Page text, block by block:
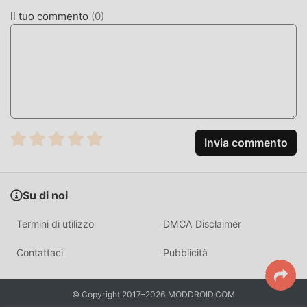
diversi tipi di telefoni cellulari apk con un'eccellente
adattabilità, assicurando che tutti gli amanti del gioco di
Il tradizionale gioco simulation richiede agli utenti di
dedicare molto tempo ad accumulare
ricchezza/abilità/abilità nel gioco, che è sia la caratteristica
persone stanche, ma ora l'emergere delle mod ha riscritto
maggior parte delle tue energie e ripetere l'""accumulo""
leggermente noioso. Le mod possono aiutarti facilmente a
omettere questo processo, aiutandoti così a concentrarti
sul goderti la gioia del gioco stesso
Il tuo commento (0)
Invia commento
Su di noi
Termini di utilizzo DMCA Disclaimer
Contattaci Pubblicità
© Copyright 2017–2026 MODDROID.COM